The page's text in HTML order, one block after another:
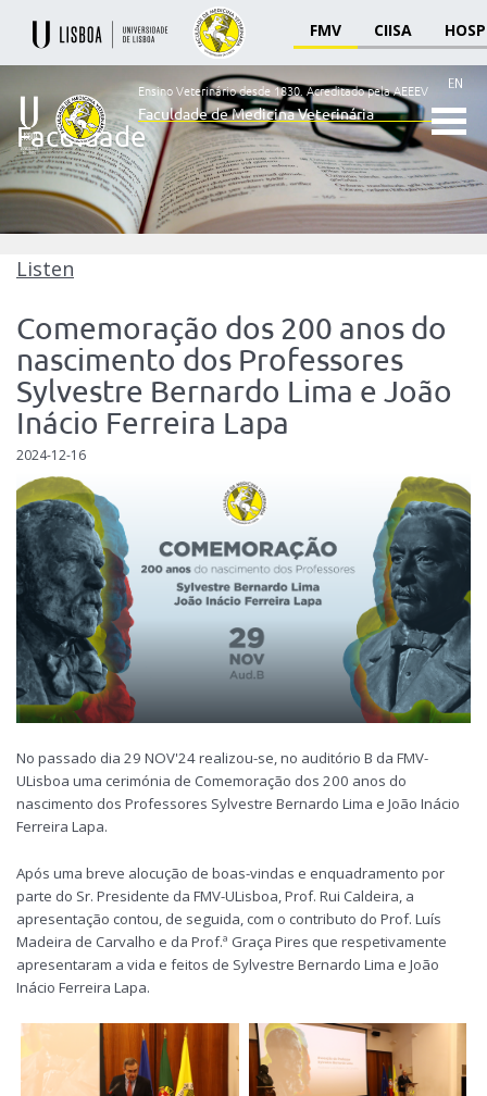
FMV CIISA
Ensino
Veterinário
desde
Faculdade
de
Veterinária
EN
Ensino Veterinário desde 1830.Acreditado pela AEEEV
Faculdade de Medicina Veterinária
Faculdade
Listen
Comemoração dos 200 anos do
nascimento dos Professores
Sylvestre Bernardo Lima e João
Inácio Ferreira Lapa
2024-12-16
No passado dia 29 NOV'24 realizou-se, no auditório B da FMV-
ULisboa uma cerimónia de Comemoração dos 200 anos do
nascimento dos Professores Sylvestre Bernardo Lima e João Inácio
Ferreira Lapa.
Após uma breve alocução de boas-vindas e enquadramento por
parte do Sr. Presidente da FMV-ULisboa, Prof. Rui Caldeira, a
apresentação contou, de seguida, com o contributo do Prof. Luís
Madeira de Carvalho e da Prof.ª Graça Pires que respetivamente
apresentaram a vida e feitos de Sylvestre Bernardo Lima e João
Inácio Ferreira Lapa.